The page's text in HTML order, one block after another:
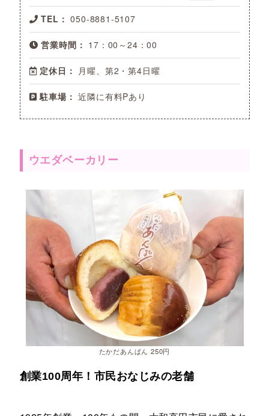
TEL： 050-8881-5107
営業時間： 17：00～24：00
定休日： 月曜、第2・第4日曜
駐車場： 近隣に有料Pあり
ウエダベーカリー
たかだあんぱん 250円
創業100周年！市民おなじみの老舗